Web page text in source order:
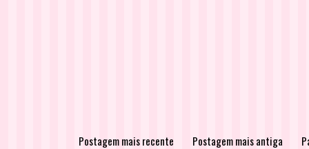
Postagem mais recente Postagem mais antiga